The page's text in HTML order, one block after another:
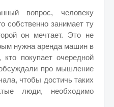
вопрос, человеку
собственно занимает ту
он мечтает. Это не
нужна аренда машин в
покупает очередной
про мышление
чтобы достичь таких
люди, необходимо